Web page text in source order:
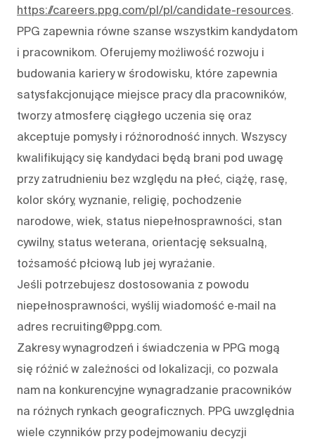
https://careers.ppg.com/pl/pl/candidate-resources.
PPG zapewnia równe szanse wszystkim kandydatom
i pracownikom. Oferujemy możliwość rozwoju i
budowania kariery w środowisku, które zapewnia
satysfakcjonujące miejsce pracy dla pracowników,
tworzy atmosferę ciągłego uczenia się oraz
akceptuje pomysły i różnorodność innych. Wszyscy
kwalifikujący się kandydaci będą brani pod uwagę
przy zatrudnieniu bez względu na płeć, ciążę, rasę,
kolor skóry, wyznanie, religię, pochodzenie
narodowe, wiek, status niepełnosprawności, stan
cywilny, status weterana, orientację seksualną,
tożsamość płciową lub jej wyrażanie.
Jeśli potrzebujesz dostosowania z powodu
niepełnosprawności, wyślij wiadomość e‑mail na
adres recruiting@ppg.com.
Zakresy wynagrodzeń i świadczenia w PPG mogą
się różnić w zależności od lokalizacji, co pozwala
nam na konkurencyjne wynagradzanie pracowników
na różnych rynkach geograficznych. PPG uwzględnia
wiele czynników przy podejmowaniu decyzji